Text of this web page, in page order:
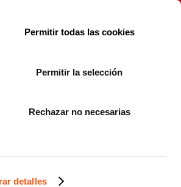
detalles
Permitir todas las cookies
Permitir la selección
Rechazar no necesarias